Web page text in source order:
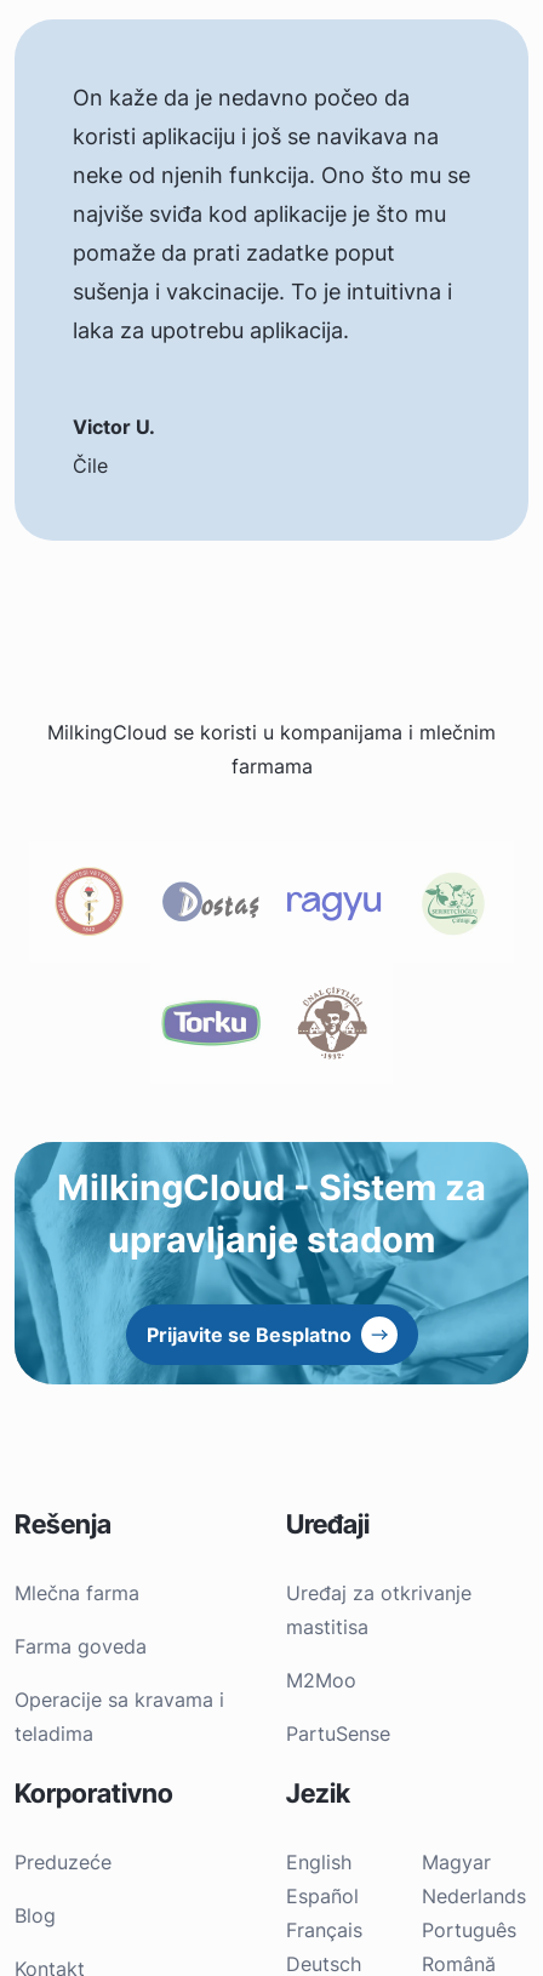
On kaže da je nedavno počeo da
koristi aplikaciju i još se navikava na
neke od njenih funkcija. Ono što mu se
najviše sviđa kod aplikacije je što mu
pomaže da prati zadatke poput
sušenja i vakcinacije. To je intuitivna i
laka za upotrebu aplikacija.
Victor U.
Čile
MilkingCloud se koristi u kompanijama i mlečnim
farmama
MilkingCloud - Sistem za
upravljanje stadom
Prijavite se Besplatno
Rešenja
Mlečna farma
Farma goveda
Operacije sa kravama i
teladima
Uređaji
Uređaj za otkrivanje
mastitisa
M2Moo
PartuSense
Korporativno
Preduzeće
Blog
Kontakt
Jezik
English
Español
Français
Deutsch
Magyar
Nederlands
Português
Română